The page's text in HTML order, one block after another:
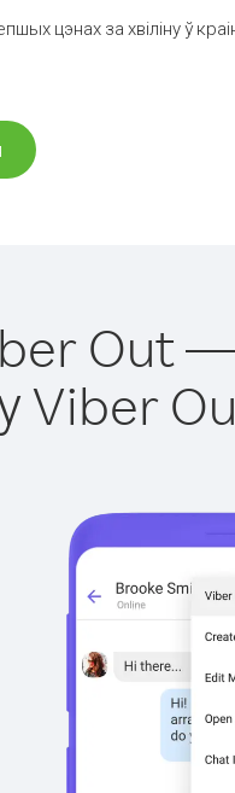
цэнах за хвіліну ў
Out
Viber